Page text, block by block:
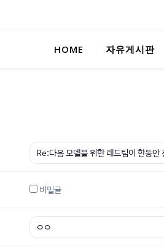
HOME 자유게시판
비밀글